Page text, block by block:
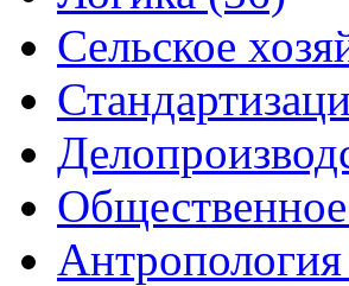
Сельское